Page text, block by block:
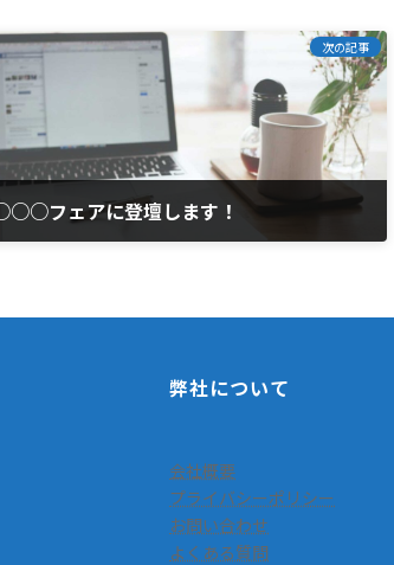
次の記事
フェアに登壇します！
弊社について
会社概要
プライバシーポリシー
お問い合わせ
よくある質問